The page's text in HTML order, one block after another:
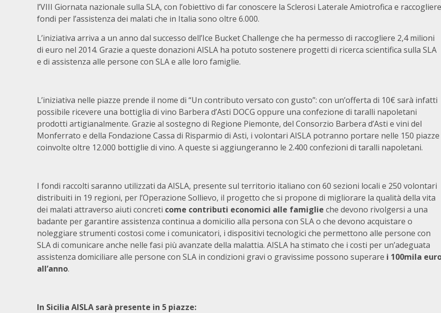
l’VIII Giornata nazionale sulla SLA, con l’obiettivo di far conoscere la Sclerosi Laterale Amiotrofica e raccogliere
fondi per l’assistenza dei malati che in Italia sono oltre 6.000.
L’iniziativa arriva a un anno dal successo dell’Ice Bucket Challenge che ha permesso di raccogliere 2,4 milioni
di euro nel 2014. Grazie a queste donazioni AISLA ha potuto sostenere progetti di ricerca scientifica sulla SLA
e di assistenza alle persone con SLA e alle loro famiglie.
L’iniziativa nelle piazze prende il nome di “Un contributo versato con gusto”: con un’offerta di 10€ sarà infatti
possibile ricevere una bottiglia di vino Barbera d’Asti DOCG oppure una confezione di taralli napoletani
prodotti artigianalmente. Grazie al sostegno di Regione Piemonte, del Consorzio Barbera d’Asti e vini del
Monferrato e della Fondazione Cassa di Risparmio di Asti, i volontari AISLA potranno portare nelle 150 piazze
coinvolte oltre 12.000 bottiglie di vino. A queste si aggiungeranno le 2.400 confezioni di taralli napoletani.
I fondi raccolti saranno utilizzati da AISLA, presente sul territorio italiano con 60 sezioni locali e 250 volontari
distribuiti in 19 regioni, per l’Operazione Sollievo, il progetto che si propone di migliorare la qualità della vita
dei malati attraverso aiuti concreti come contributi economici alle famiglie che devono rivolgersi a una
badante per garantire assistenza continua a domicilio alla persona con SLA o che devono acquistare o
noleggiare strumenti costosi come i comunicatori, i dispositivi tecnologici che permettono alle persone con
SLA di comunicare anche nelle fasi più avanzate della malattia. AISLA ha stimato che i costi per un’adeguata
assistenza domiciliare alle persone con SLA in condizioni gravi o gravissime possono superare i 100mila
all’anno.
In Sicilia AISLA sarà presente in 5 piazze: